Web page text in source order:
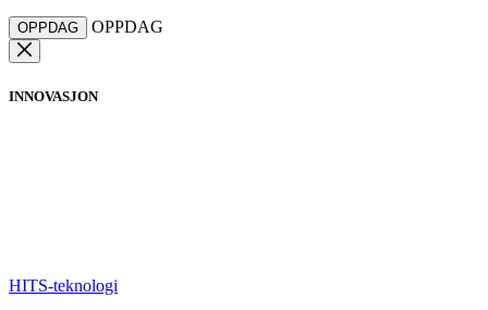
OPPDAG OPPDAG
INNOVASJON
HITS-teknologi